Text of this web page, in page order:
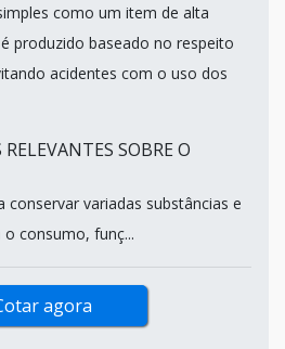
como um item de alta
produzido baseado no respeito
acidentes com o uso dos
SOBRE O
conservar variadas substâncias e
consumo, funç...
agora